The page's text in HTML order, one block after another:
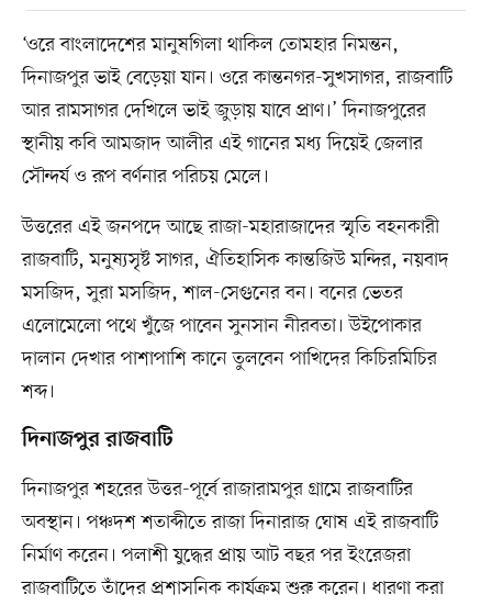
‘ওরে বাংলাদেশের মানুষগিলা থাকিল তোমহার নিমন্তন,
দিনাজপুর ভাই বেড়েয়া যান। ওরে কান্তনগর-সুখসাগর, রাজবাটি
আর রামসাগর দেখিলে ভাই জুড়ায় যাবে প্রাণ।’ দিনাজপুরের
স্থানীয় কবি আমজাদ আলীর এই গানের মধ্য দিয়েই জেলার
সৌন্দর্য ও রূপ বর্ণনার পরিচয় মেলে।
উত্তরের এই জনপদে আছে রাজা-মহারাজাদের স্মৃতি বহনকারী
রাজবাটি, মনুষ্যসৃষ্ট সাগর, ঐতিহাসিক কান্তজিউ মন্দির, নয়বাদ
মসজিদ, সুরা মসজিদ, শাল-সেগুনের বন। বনের ভেতর
এলোমেলো পথে খুঁজে পাবেন সুনসান নীরবতা। উইপোকার
দালান দেখার পাশাপাশি কানে তুলবেন পাখিদের কিচিরমিচির
শব্দ।
দিনাজপুর রাজবাটি
দিনাজপুর শহরের উত্তর-পূর্বে রাজারামপুর গ্রামে রাজবাটির
অবস্থান। পঞ্চদশ শতাব্দীতে রাজা দিনারাজ ঘোষ এই রাজবাটি
নির্মাণ করেন। পলাশী যুদ্ধের প্রায় আট বছর পর ইংরেজরা
রাজবাটিতে তাঁদের প্রশাসনিক কার্যক্রম শুরু করেন। ধারণা করা